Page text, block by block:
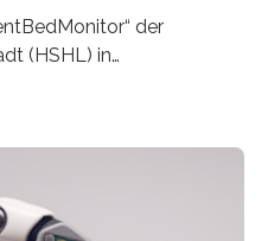
der
(HSHL) in
sind oder in ihrer
Datenübertragung. Die
Begleitung